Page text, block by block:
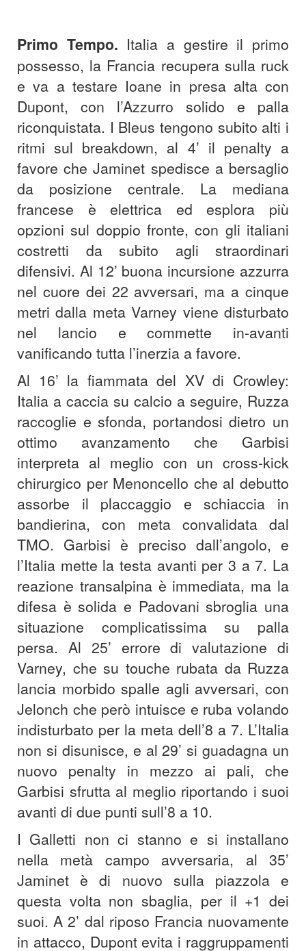
Primo Tempo. Italia a gestire il primo
possesso, la Francia recupera sulla ruck
e va a testare Ioane in presa alta con
Dupont, con l’Azzurro solido e palla
riconquistata. I Bleus tengono subito alti i
ritmi sul breakdown, al 4’ il penalty a
favore che Jaminet spedisce a bersaglio
da posizione centrale. La mediana
francese è elettrica ed esplora più
opzioni sul doppio fronte, con gli italiani
costretti da subito agli straordinari
difensivi. Al 12’ buona incursione azzurra
nel cuore dei 22 avversari, ma a cinque
metri dalla meta Varney viene disturbato
nel lancio e commette in-avanti
vanificando tutta l’inerzia a favore.
Al 16’ la fiammata del XV di Crowley:
Italia a caccia su calcio a seguire, Ruzza
raccoglie e sfonda, portandosi dietro un
ottimo avanzamento che Garbisi
interpreta al meglio con un cross-kick
chirurgico per Menoncello che al debutto
assorbe il placcaggio e schiaccia in
bandierina, con meta convalidata dal
TMO. Garbisi è preciso dall’angolo, e
l’Italia mette la testa avanti per 3 a 7. La
reazione transalpina è immediata, ma la
difesa è solida e Padovani sbroglia una
situazione complicatissima su palla
persa. Al 25’ errore di valutazione di
Varney, che su touche rubata da Ruzza
lancia morbido spalle agli avversari, con
Jelonch che però intuisce e ruba volando
indisturbato per la meta dell’8 a 7. L’Italia
non si disunisce, e al 29’ si guadagna un
nuovo penalty in mezzo ai pali, che
Garbisi sfrutta al meglio riportando i suoi
avanti di due punti sull’8 a 10.
I Galletti non ci stanno e si installano
nella metà campo avversaria, al 35’
Jaminet è di nuovo sulla piazzola e
questa volta non sbaglia, per il +1 dei
suoi. A 2’ dal riposo Francia nuovamente
in attacco, Dupont evita i raggruppamenti